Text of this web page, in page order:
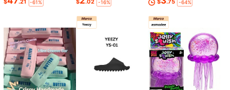
$ .21 -61% $ .02 -16% $ .75 -64%